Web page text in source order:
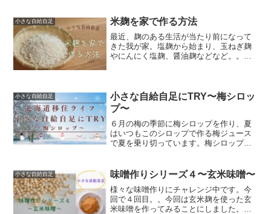
です・紫蘇の実を活用したい方・どうや
って実を活用するか分からな...
小さな自給自足 米麹を家で作る方法
最近、麹のある生活が当たり前になって
きた我が家。塩麹から始まり、玉ねぎ麹
やにんにく塩麹、醤油麹などなど。。そ
りと秘めていたらまさかの...
小さな自給自足
小さな自給自足にTRY〜梅シロッ
プ〜
６月の梅の季節に梅シロップを作り、夏
はいつもこのシロップで作る梅ジュース
で夏を乗り切っています。梅シロップに
年作っています。本記事は下記の方にお
すすめの記事です・梅シロ...
小さな自給自足 味噌作りシリーズ４〜玄米味噌〜
様々な味噌作りにチャレンジ中です。今
回で４回目。。今回は玄米麹を使った玄
米味噌を作ってみることにしました。。